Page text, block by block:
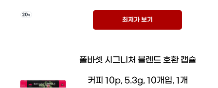
최저가 보기
폴바셋 시그니처 블렌드 호환 캡슐
커피 10p, 5.3g, 10개입, 1개